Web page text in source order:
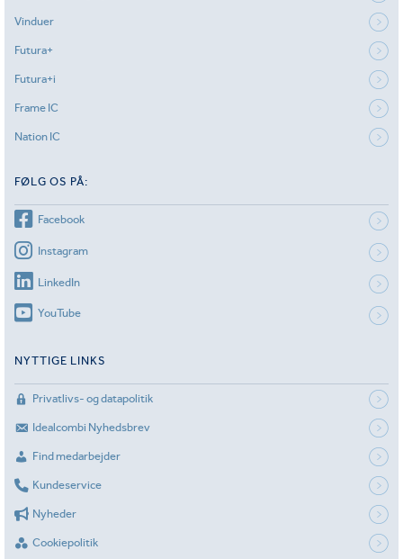
Vinduer
Futura+
Futura+i
Frame IC
Nation IC
FØLG OS PÅ:
Facebook
Instagram
LinkedIn
YouTube
NYTTIGE LINKS
Privatlivs- og datapolitik
Idealcombi Nyhedsbrev
Find medarbejder
Kundeservice
Nyheder
Cookiepolitik